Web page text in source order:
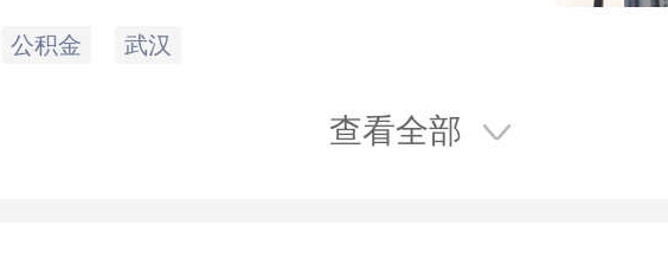
提取频次的通知》，针对首
金提取政策作出重要优化，
公积金 武汉
查看全部